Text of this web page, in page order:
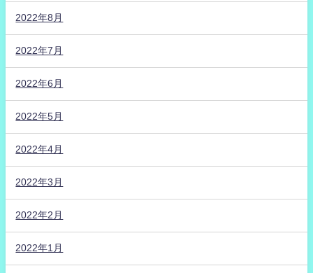
2022年8月
2022年7月
2022年6月
2022年5月
2022年4月
2022年3月
2022年2月
2022年1月